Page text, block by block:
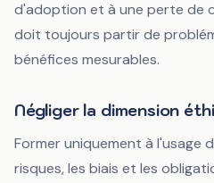
d'adoption et à une perte de
doit toujours partir de
bénéfices mesurables.
Négliger la dimension
Former uniquement à l'usage
risques, les biais et les